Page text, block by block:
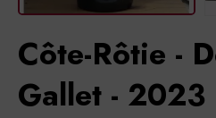
Côte-Rôtie -
Gallet - 2023